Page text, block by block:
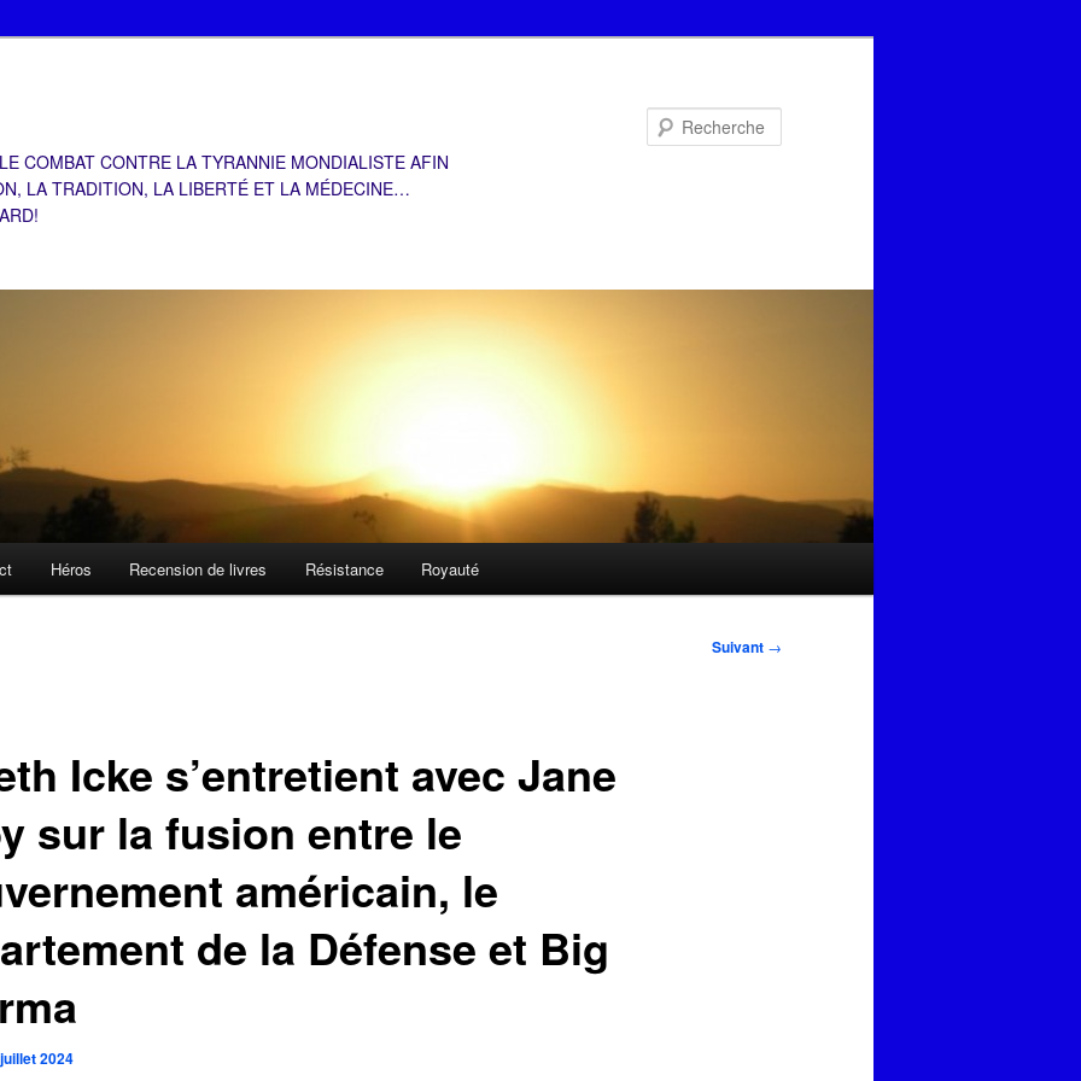
COMBAT CONTRE LA TYRANNIE MONDIALISTE AFIN
LA TRADITION, LA LIBERTÉ ET LA MÉDECINE…
Héros Recension de livres Résistance Royauté
Suivant →
Icke s’entretient avec Jane
sur la fusion entre le
américain, le
de la Défense et Big
2024